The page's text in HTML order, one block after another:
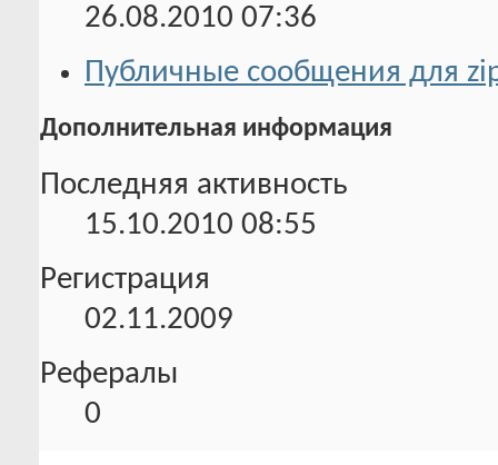
26.08.2010 07:36
Публичные сообщения для
Дополнительная информация
Последняя активность
15.10.2010 08:55
Регистрация
02.11.2009
Рефералы
0